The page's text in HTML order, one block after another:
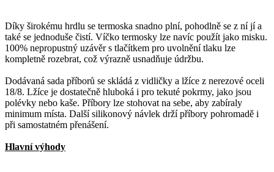
Díky širokému hrdlu se termoska snadno plní, pohodlně se z ní jí a
také se jednoduše čistí. Víčko termosky lze navíc použít jako misku.
100% nepropustný uzávěr s tlačítkem pro uvolnění tlaku lze
kompletně rozebrat, což výrazně usnadňuje údržbu.
Dodávaná sada příborů se skládá z vidličky a lžíce z nerezové oceli
18/8. Lžíce je dostatečně hluboká i pro tekuté pokrmy, jako jsou
polévky nebo kaše. Příbory lze stohovat na sebe, aby zabíraly
minimum místa. Další silikonový návlek drží příbory pohromadě i
při samostatném přenášení.
Hlavní výhody